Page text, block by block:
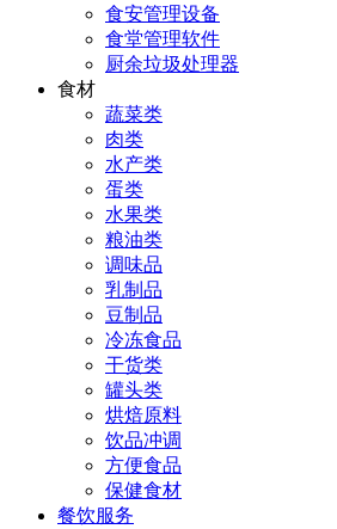
食安管理设备
食堂管理软件
厨余垃圾处理器
食材
蔬菜类
肉类
水产类
蛋类
水果类
粮油类
调味品
乳制品
豆制品
冷冻食品
干货类
罐头类
烘焙原料
饮品冲调
方便食品
保健食材
餐饮服务